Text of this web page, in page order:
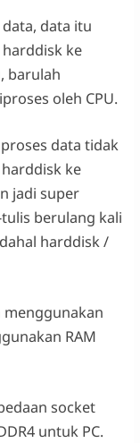
data itu
ke
barulah
oleh CPU.
data tidak
ke
jadi super
berulang kali
harddisk /
menggunakan
RAM
socket
untuk PC.